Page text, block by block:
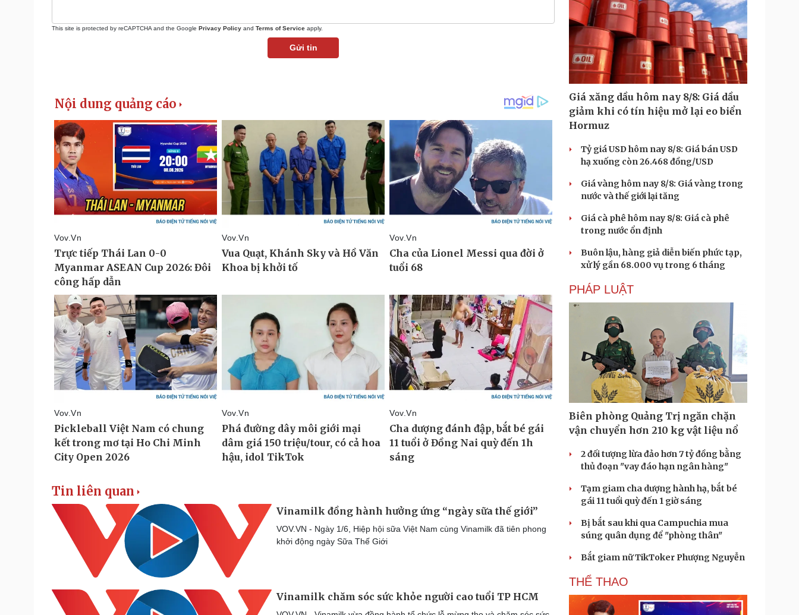
This site is protected by reCAPTCHA and the Google Privacy Policy and Terms of Service apply.
Gửi tin
Tin liên quan
Vinamilk đồng hành hưởng ứng “ngày sữa thế giới”
VOV.VN - Ngày 1/6, Hiệp hội sữa Việt Nam cùng Vinamilk đã tiên phong
khởi động ngày Sữa Thế Giới
Vinamilk chăm sóc sức khỏe người cao tuổi TP HCM
Giá xăng dầu hôm nay 8/8: Giá dầu
giảm khi có tín hiệu mở lại eo biển
Hormuz
Tỷ giá USD hôm nay 8/8: Giá bán USD
hạ xuống còn 26.468 đồng/USD
Giá vàng hôm nay 8/8: Giá vàng trong
nước và thế giới lại tăng
Giá cà phê hôm nay 8/8: Giá cà phê
trong nước ổn định
Buôn lậu, hàng giả diễn biến phức tạp,
xử lý gần 68.000 vụ trong 6 tháng
PHÁP LUẬT
Biên phòng Quảng Trị ngăn chặn
vận chuyển hơn 210 kg vật liệu nổ
2 đối tượng lừa đảo hơn 7 tỷ đồng bằng
thủ đoạn "vay đáo hạn ngân hàng"
Tạm giam cha dượng hành hạ, bắt bé
gái 11 tuổi quỳ đến 1 giờ sáng
Bị bắt sau khi qua Campuchia mua
súng quân dụng để "phòng thân"
Bắt giam nữ TikToker Phượng Nguyễn
THỂ THAO